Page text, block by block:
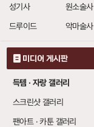
성기사
원소술사
드루이드
악마술사
미디어 게시판
득템 · 자랑 갤러리
스크린샷 갤러리
팬아트 · 카툰 갤러리